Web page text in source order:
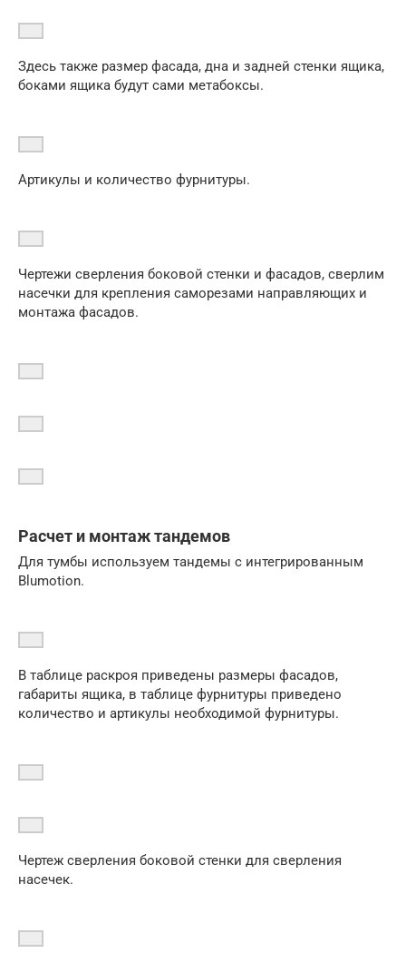
Здесь также размер фасада, дна и задней стенки ящика,
боками ящика будут сами метабоксы.
Артикулы и количество фурнитуры.
Чертежи сверления боковой стенки и фасадов, сверлим
насечки для крепления саморезами направляющих и
монтажа фасадов.
Расчет и монтаж тандемов
Для тумбы используем тандемы с интегрированным
Blumotion.
В таблице раскроя приведены размеры фасадов,
габариты ящика, в таблице фурнитуры приведено
количество и артикулы необходимой фурнитуры.
Чертеж сверления боковой стенки для сверления
насечек.